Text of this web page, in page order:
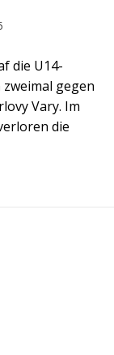
die U14-
gegen
Vary. Im
die